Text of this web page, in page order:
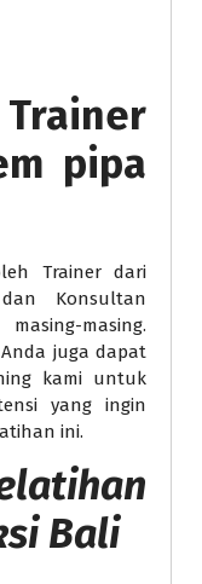
pipa
Trainer dari
Konsultan
masing.
juga dapat
kami untuk
yang ingin
ini.
Bali